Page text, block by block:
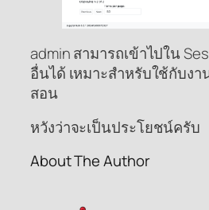
admin สามารถเข้าไปใน
อื่นได้ เหมาะสำหรับใช้กับงา
สอน
หวังว่าจะเป็นประโยชน์ครับ
About The Author